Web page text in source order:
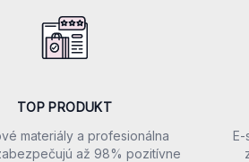
TOP PRODUKT
materiály a profesionálna
až 98% pozitívne
E-